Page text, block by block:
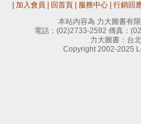
加入會員 回首頁 服務中心
行銷回
本站內容為 力大圖書有
電話： (02)2733-2592 傳真：
力大圖書：台
Copyright 2002-2025